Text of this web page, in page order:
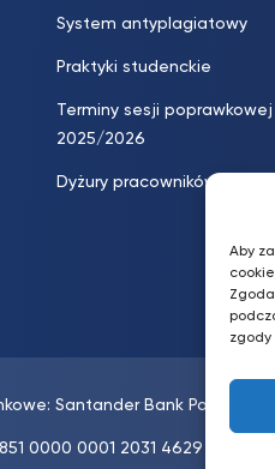
Aby
zgody
System antyplagiatowy
Praktyki studenckie
Terminy sesji
2025/2026
Dyżury pracowników
Santander Bank Polska
0000 0001 2031 4629